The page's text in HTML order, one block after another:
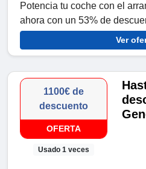
Potencia tu coche con el
ahora con un 53% de
Ver
1100€ de
descuento
OFERTA
Usado 1 veces